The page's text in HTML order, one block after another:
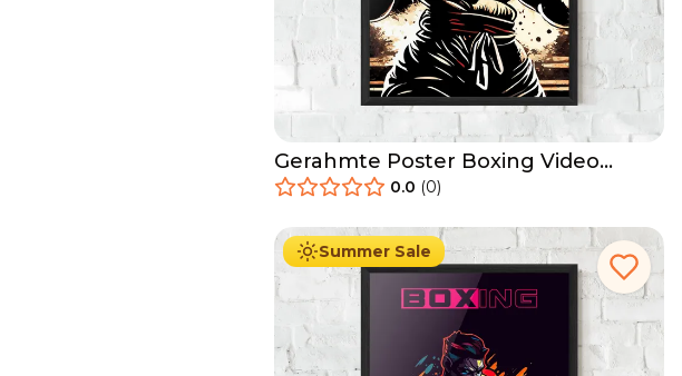
Gerahmte Poster Boxing Video
Game
0.0 (0)
Summer Sale
Ab 49.90 € 29.90